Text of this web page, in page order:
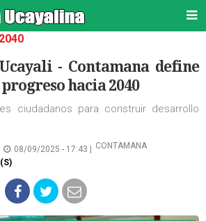
- Contamana define
hacia 2040
ciudadanos para construir desarrollo
08/09/2025 - 17:43 |
CONTAMANA